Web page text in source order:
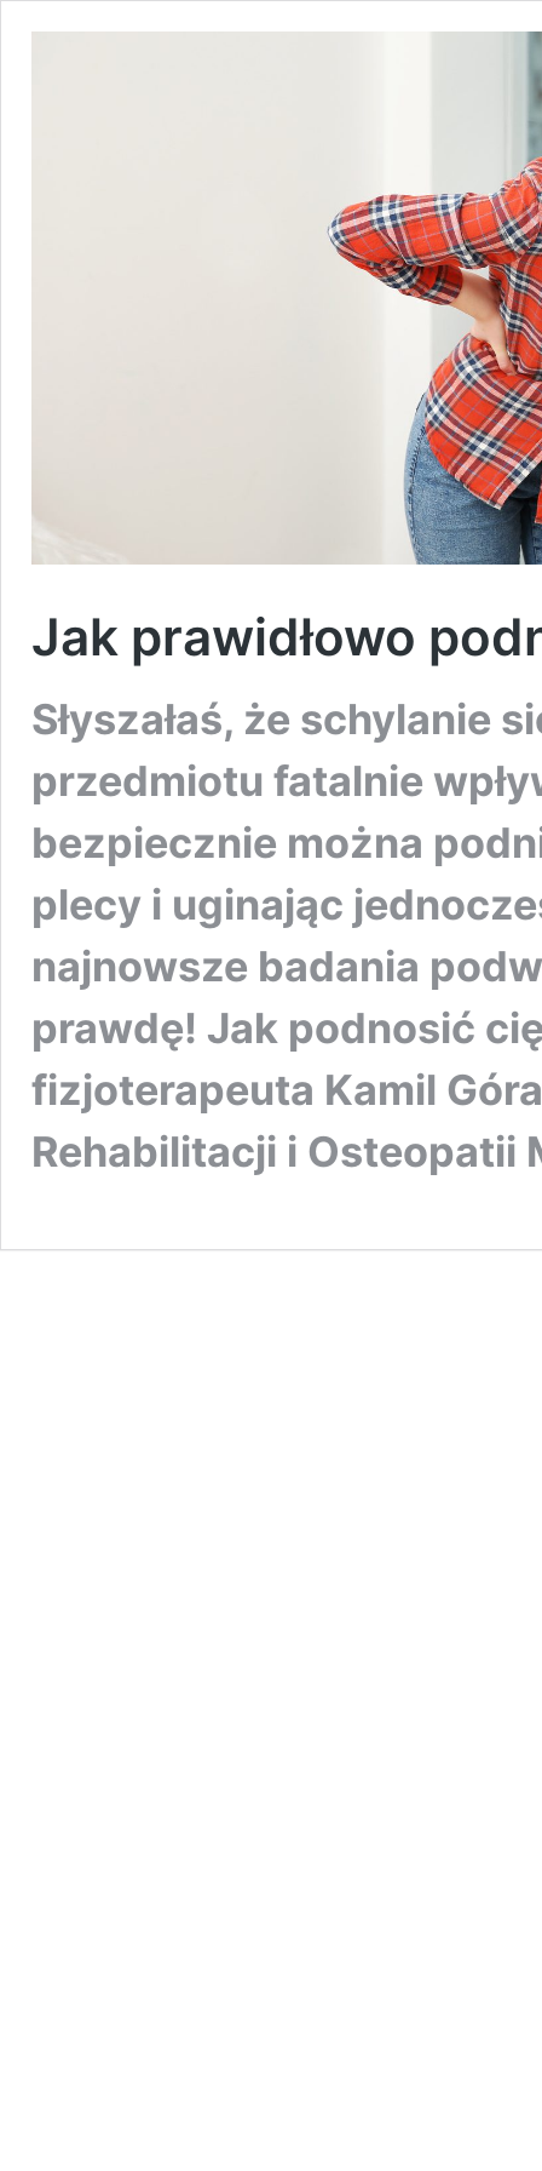
Jak prawidłowo
Słyszałaś, że schylanie
przedmiotu fatalnie
bezpiecznie można
plecy i uginając
najnowsze badania
prawdę! Jak podnosić
fizjoterapeuta Kamil
Rehabilitacji i Osteopatii